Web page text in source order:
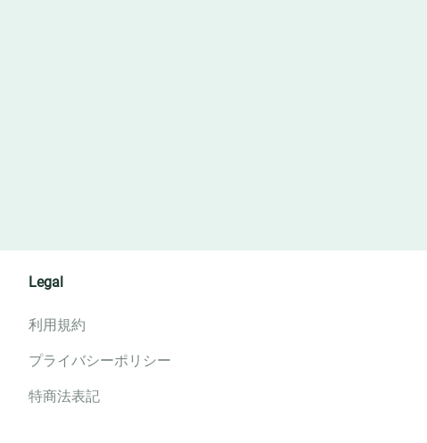
Legal
利用規約
プライバシーポリシー
特商法表記